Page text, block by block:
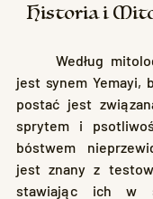
Historia i
	Według mitologii Joruba, Elegua
jest synem Yemayi,
postać jest
sprytem i
bóstwem
jest znany z
stawiając ich w